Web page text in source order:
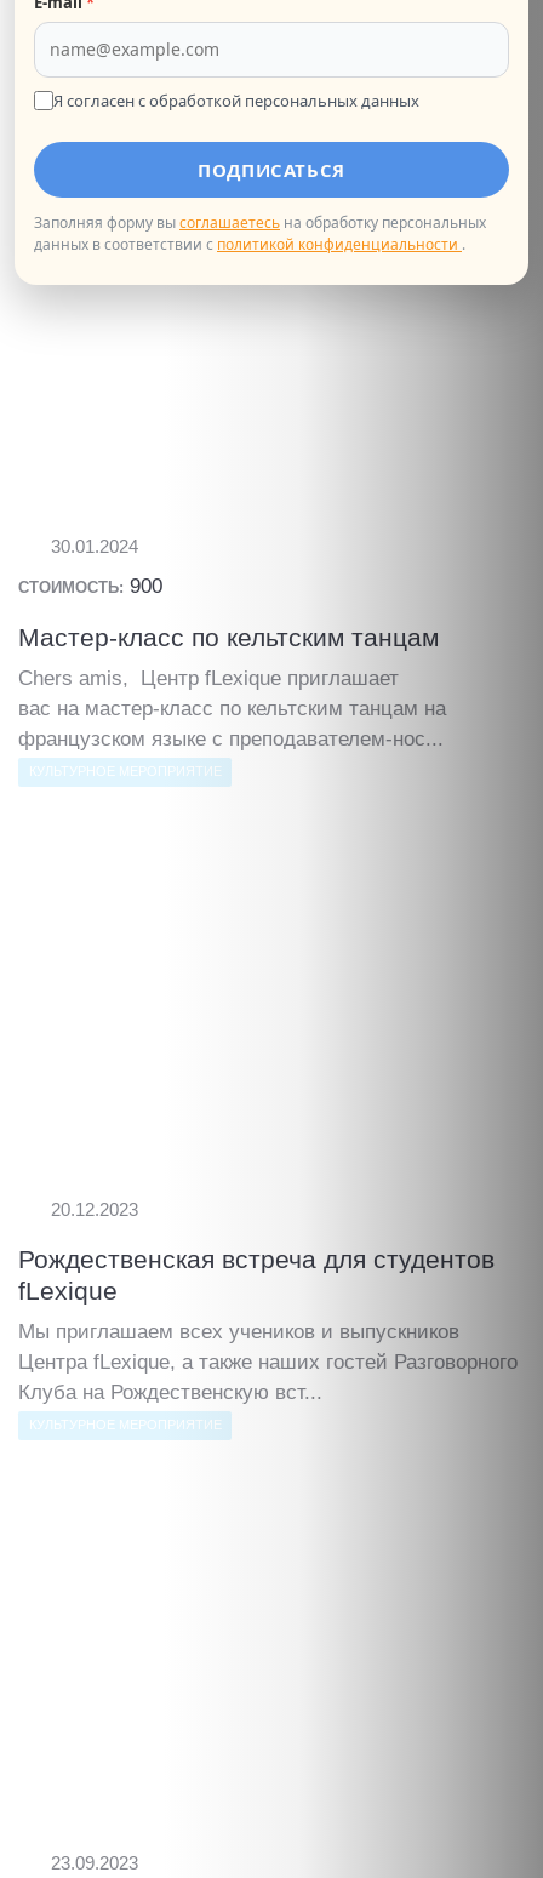
Chers amis, Центр fLexique приглашает
вас на мастер-класс по портретной фотосъёмке на
французском языке с преподавателе...
КУЛЬТУРНОЕ МЕРОПРИЯТИЕ
30.01.2024
СТОИМОСТЬ: 900
Мастер-класс по кельтским танцам
Chers amis, Центр fLexique приглашает
вас на мастер-класс по кельтским танцам на
французском языке с преподавателем-нос...
КУЛЬТУРНОЕ МЕРОПРИЯТИЕ
20.12.2023
Рождественская встреча для студентов
fLexique
Мы приглашаем всех учеников и выпускников
Центра fLexique, а также наших гостей Разговорного
Клуба на Рождественскую вст...
КУЛЬТУРНОЕ МЕРОПРИЯТИЕ
23.09.2023
Я согласен с обработкой персональных данных
ПОДПИСАТЬСЯ
Заполняя форму высоглашаетесь на обработку персональных
данных в соответствии с политикой конфиденциальности .